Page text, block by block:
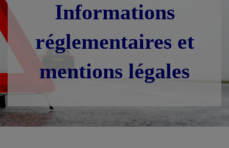
Informations
réglementaires et
mentions légales